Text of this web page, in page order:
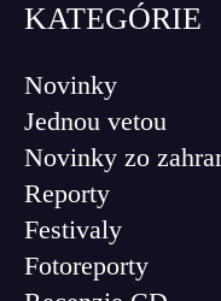
KATEGÓRIE
Novinky
Jednou vetou
Novinky zo
Reporty
Festivaly
Fotoreporty